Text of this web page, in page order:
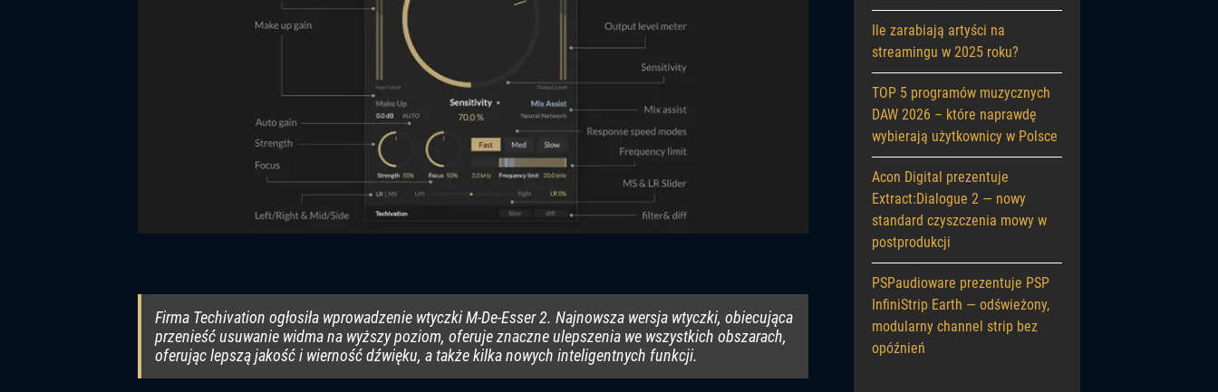
Firma Techivation ogłosiła wprowadzenie wtyczki M-De-Esser 2. Najnowsza wersja wtyczki, obiecująca
przenieść usuwanie widma na wyższy poziom, oferuje znaczne ulepszenia we wszystkich obszarach,
oferując lepszą jakość i wierność dźwięku, a także kilka nowych inteligentnych funkcji.
Ile zarabiają artyści na
streamingu w 2025 roku?
TOP 5 programów muzycznych
DAW 2026 – które naprawdę
wybierają użytkownicy w Polsce
Acon Digital prezentuje
Extract:Dialogue 2 — nowy
standard czyszczenia mowy w
postprodukcji
PSPaudioware prezentuje PSP
InfiniStrip Earth — odświeżony,
modularny channel strip bez
opóźnień